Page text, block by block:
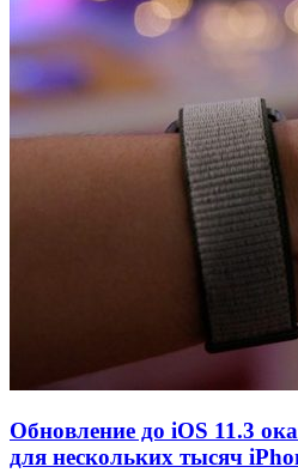
Обновление до iOS 11.3
для нескольких тысяч